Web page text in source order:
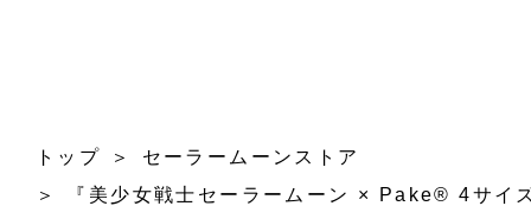
トップ
セーラームーンストア
『美少女戦士セーラームーン × Pake® 4サイ